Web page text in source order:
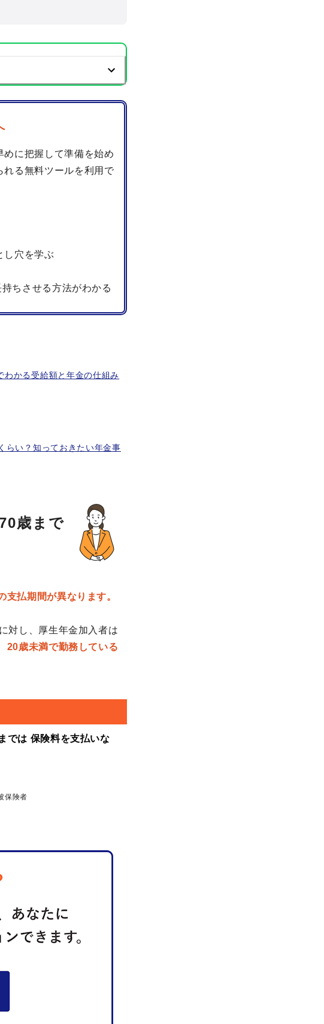
めに把握して準備を始め
れる無料ツールを利用で
し穴を学ぶ
持ちさせる方法がわかる
かる受給額と年金の仕組み
らい？知っておきたい年金事
歳まで
支払期間が異なります。
対し、厚生年金加入者は
20歳未満で勤務している
では 保険料を支払いな
保険者